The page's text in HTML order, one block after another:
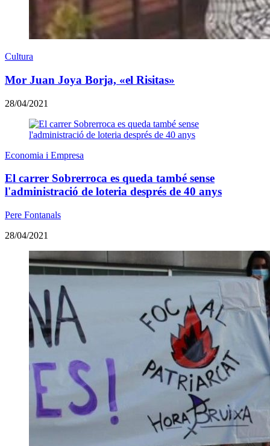
Cultura
Mor Juan Joya Borja, «el Risitas»
28/04/2021
Economia i Empresa
El carrer Sobrerroca es queda també sense
l'administració de loteria després de 40 anys
Pere Fontanals
28/04/2021